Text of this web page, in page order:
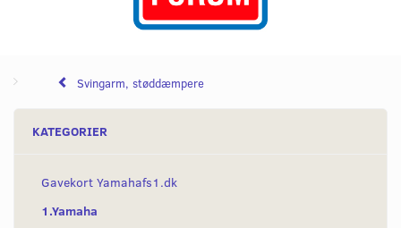
Svingarm, støddæmpere
KATEGORIER
Gavekort Yamahafs1.dk
1.Yamaha